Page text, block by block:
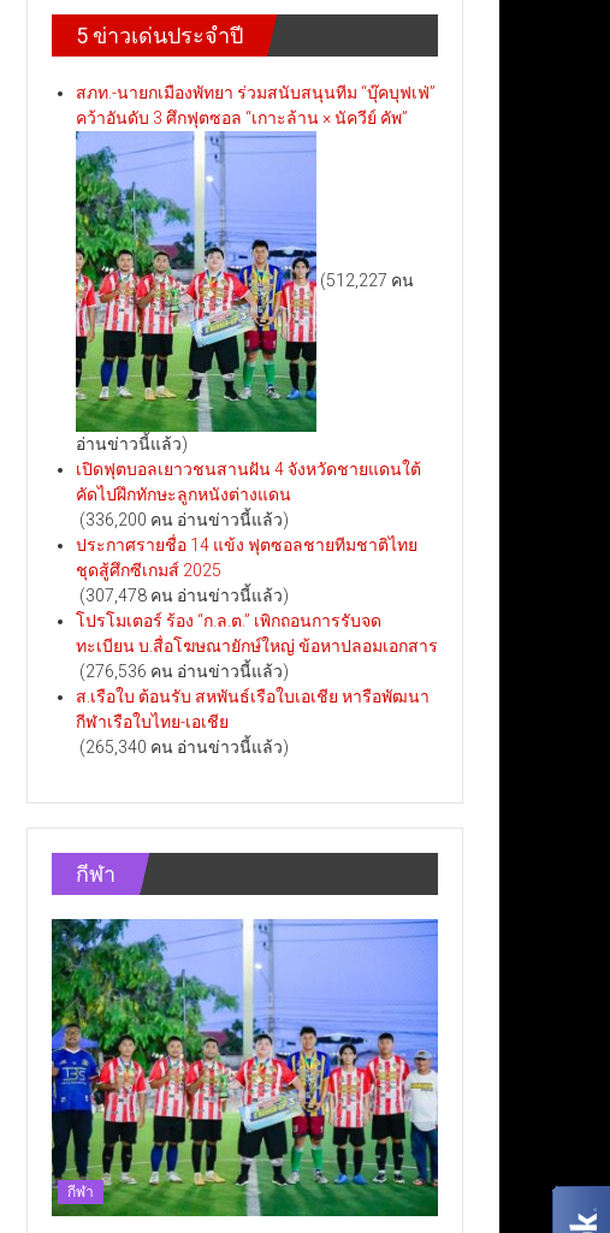
5 ข่าวเด่นประจำปี
สภท.-นายกเมืองพัทยา ร่วมสนับสนุนทีม “บุ๊คบุฟเฟ่”
คว้าอันดับ 3 ศึกฟุตซอล “เกาะล้าน × นัควีย์ คัพ”
(512,227 คน
อ่านข่าวนี้แล้ว)
เปิดฟุตบอลเยาวชนสานฝัน 4 จังหวัดชายแดนใต้
คัดไปฝึกทักษะลูกหนังต่างแดน
(336,200 คน อ่านข่าวนี้แล้ว)
ประกาศรายชื่อ 14 แข้ง ฟุตซอลชายทีมชาติไทย
ชุดสู้ศึกซีเกมส์ 2025
(307,478 คน อ่านข่าวนี้แล้ว)
โปรโมเตอร์ ร้อง “ก.ล.ต.” เพิกถอนการรับจด
ทะเบียน บ.สื่อโฆษณายักษ์ใหญ่ ข้อหาปลอมเอกสาร
(276,536 คน อ่านข่าวนี้แล้ว)
ส.เรือใบ ต้อนรับ สหพันธ์เรือใบเอเชีย หารือพัฒนา
กีฬาเรือใบไทย-เอเชีย
(265,340 คน อ่านข่าวนี้แล้ว)
กีฬา
กีฬา